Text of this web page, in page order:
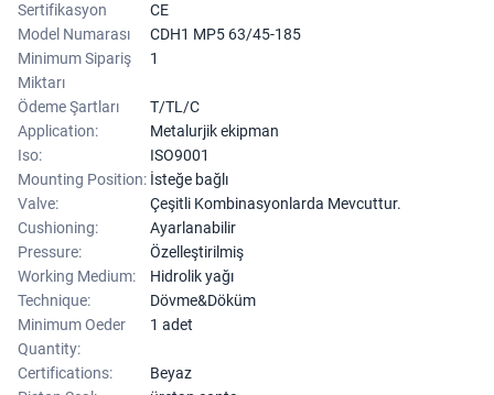
Sertifikasyon
CE
Model Numarası
CDH1 MP5 63/45-185
Minimum Sipariş
Miktarı
1
Ödeme Şartları
T/TL/C
Application:
Metalurjik ekipman
Iso:
ISO9001
Mounting Position: İsteğe bağlı
Valve:
Çeşitli Kombinasyonlarda Mevcuttur.
Cushioning:
Ayarlanabilir
Pressure:
Özelleştirilmiş
Working Medium:
Hidrolik yağı
Technique:
Dövme&Döküm
Minimum Oeder
Quantity:
1 adet
Certifications:
Beyaz